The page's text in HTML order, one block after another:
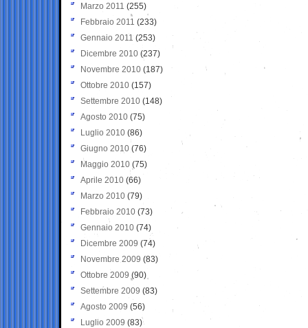
Marzo 2011 (255)
Febbraio 2011 (233)
Gennaio 2011 (253)
Dicembre 2010 (237)
Novembre 2010 (187)
Ottobre 2010 (157)
Settembre 2010 (148)
Agosto 2010 (75)
Luglio 2010 (86)
Giugno 2010 (76)
Maggio 2010 (75)
Aprile 2010 (66)
Marzo 2010 (79)
Febbraio 2010 (73)
Gennaio 2010 (74)
Dicembre 2009 (74)
Novembre 2009 (83)
Ottobre 2009 (90)
Settembre 2009 (83)
Agosto 2009 (56)
Luglio 2009 (83)